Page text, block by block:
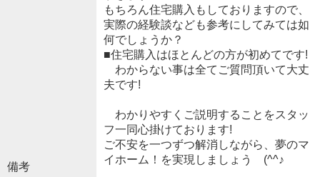
備考
もちろん住宅購入もしておりますので、
実際の経験談なども参考にしてみては如
何でしょうか？
■住宅購入はほとんどの方が初めてです!
わからない事は全てご質問頂いて大丈
夫です!
わかりやすくご説明することをスタッ
フ一同心掛けております!
ご不安を一つずつ解消しながら、夢のマ
イホーム！を実現しましょう (^^♪